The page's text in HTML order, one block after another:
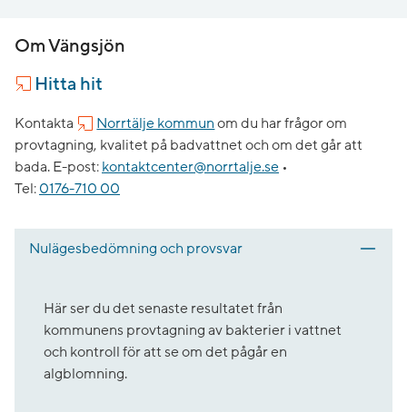
Om Vängsjön
Hitta hit
Kontakta Norrtälje kommun om du har frågor om
provtagning, kvalitet på badvattnet och om det går att
bada. E-post: kontaktcenter@norrtalje.se •
Tel: 0176-710 00
Nulägesbedömning och provsvar
Här ser du det senaste resultatet från
kommunens provtagning av bakterier i vattnet
och kontroll för att se om det pågår en
algblomning.